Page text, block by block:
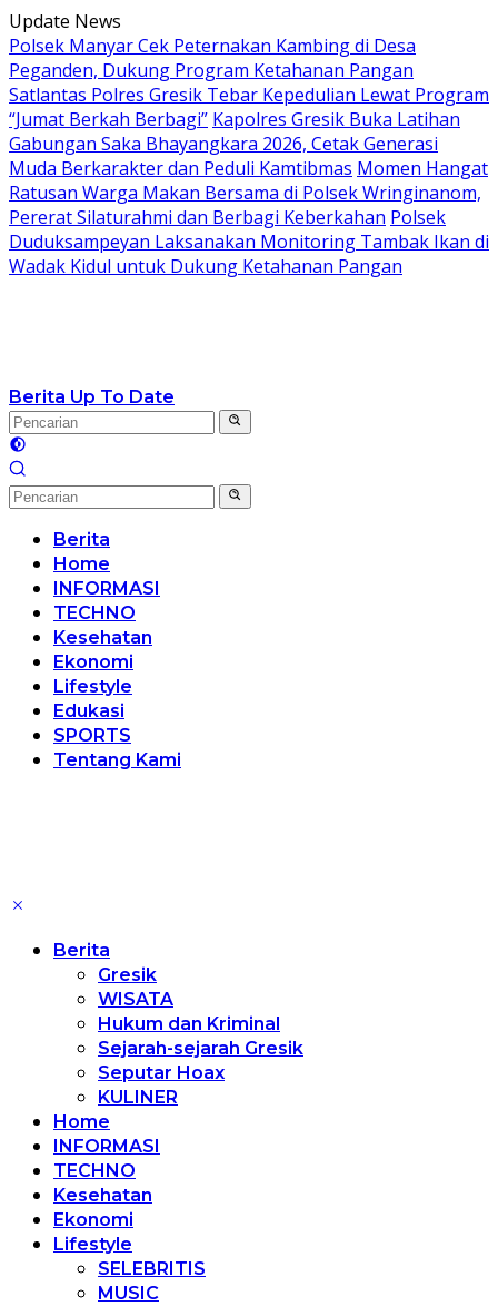
Langsung
ke
konten
Update News
Polsek Manyar Cek Peternakan Kambing di Desa
Peganden, Dukung Program Ketahanan Pangan
Satlantas Polres Gresik Tebar Kepedulian Lewat Program
“Jumat Berkah Berbagi” Kapolres Gresik Buka Latihan
Gabungan Saka Bhayangkara 2026, Cetak Generasi
Muda Berkarakter dan Peduli Kamtibmas Momen Hangat
Ratusan Warga Makan Bersama di Polsek Wringinanom,
Pererat Silaturahmi dan Berbagi Keberkahan Polsek
Duduksampeyan Laksanakan Monitoring Tambak Ikan di
Wadak Kidul untuk Dukung Ketahanan Pangan
Berita Up To Date
Berita
Home
INFORMASI
TECHNO
Kesehatan
Ekonomi
Lifestyle
Edukasi
SPORTS
Tentang Kami
Berita
Gresik
WISATA
Hukum dan Kriminal
Sejarah-sejarah Gresik
Seputar Hoax
KULINER
Home
INFORMASI
TECHNO
Kesehatan
Ekonomi
Lifestyle
SELEBRITIS
MUSIC